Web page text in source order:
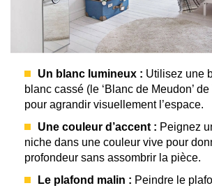
Un blanc lumineux : Utilisez une
blanc cassé (le ‘Blanc de Meudon’
pour agrandir visuellement l’espace.
Une couleur d’accent : Peignez
niche dans une couleur vive pour
profondeur sans assombrir la pièce.
Le plafond malin : Peindre le